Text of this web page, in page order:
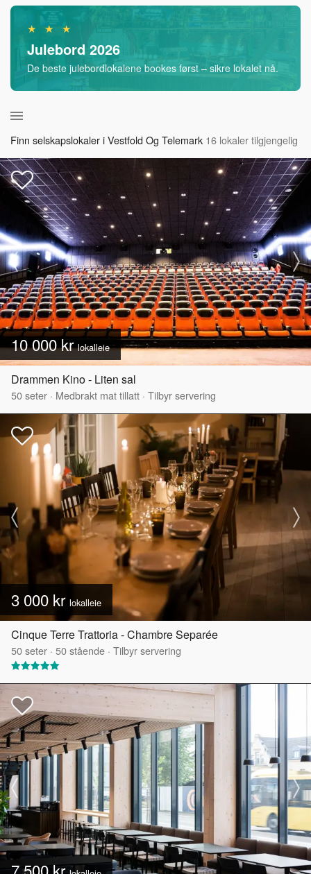
★ ★ ★
Julebord 2026
De beste julebordlokalene bookes først – sikre lokalet nå.
Finn selskapslokaler i Vestfold Og Telemark 16 lokaler tilgjengelig
10 000 krlokalleie
Drammen Kino - Liten sal
50seter · Medbrakt mat tillatt · Tilbyr servering
3 000 kr lokalleie
Cinque Terre Trattoria - Chambre Separée
50seter · 50stående · Tilbyr servering